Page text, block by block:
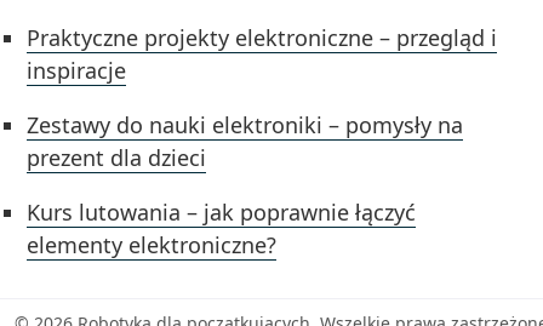
Praktyczne projekty elektroniczne – przegląd i
inspiracje
Zestawy do nauki elektroniki – pomysły na
prezent dla dzieci
Kurs lutowania – jak poprawnie łączyć
elementy elektroniczne?